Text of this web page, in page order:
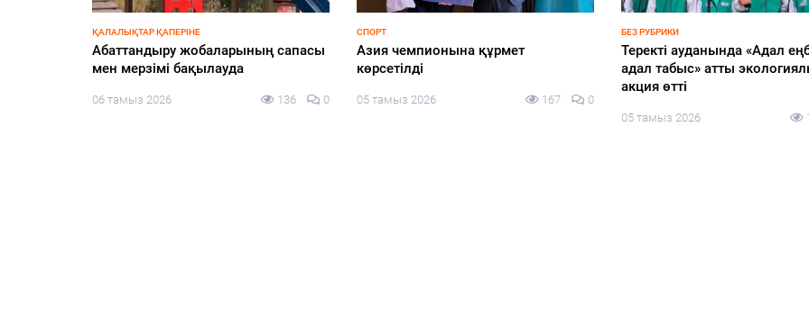
ҚАЛАЛЫҚТАР ҚАПЕРІНЕ
Абаттандыру жобаларының сапасы
мен мерзімі бақылауда
06 тамыз 2026 136 0
СПОРТ
Азия чемпионына құрмет
көрсетілді
05 тамыз 2026 167 0
БЕЗ РУБРИКИ
Теректі ауданында «Адал
адал табыс» атты
акция өтті
05 тамыз 2026